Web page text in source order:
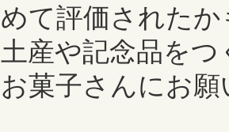
めて評価された
土産や記念品を
お菓子さんにお